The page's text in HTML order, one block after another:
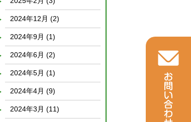
2024年12月 (2)
2024年9月 (1)
2024年6月 (2)
2024年5月 (1)
2024年4月 (9)
2024年3月 (11)